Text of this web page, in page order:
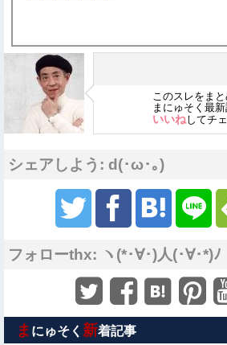
このスレをま
まにゅそく最
いいねしてチ
シェアしよう: d(･ω･｡)
フォローthx: ヽ(*･∀･)人(･∀･*)ﾉ
ま にゅそく 新着記事